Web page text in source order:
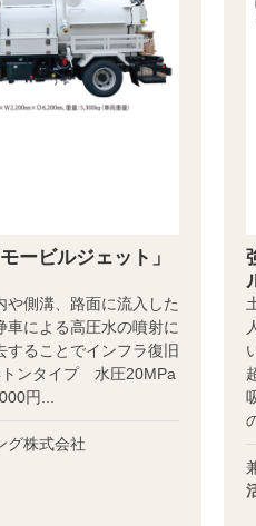
ービルジェット」
や側溝、路面に流入した
車による高圧水の噴射に
することでインフラ復旧
ンタイプ 水圧20MPa
円...
グ株式会社